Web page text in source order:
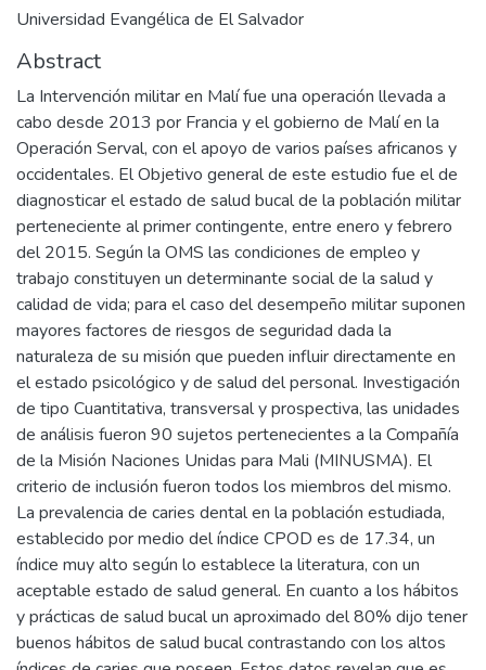
Universidad Evangélica de El Salvador
Abstract
La Intervención militar en Malí fue una operación llevada a
cabo desde 2013 por Francia y el gobierno de Malí en la
Operación Serval, con el apoyo de varios países africanos y
occidentales. El Objetivo general de este estudio fue el de
diagnosticar el estado de salud bucal de la población militar
perteneciente al primer contingente, entre enero y febrero
del 2015. Según la OMS las condiciones de empleo y
trabajo constituyen un determinante social de la salud y
calidad de vida; para el caso del desempeño militar suponen
mayores factores de riesgos de seguridad dada la
naturaleza de su misión que pueden influir directamente en
el estado psicológico y de salud del personal. Investigación
de tipo Cuantitativa, transversal y prospectiva, las unidades
de análisis fueron 90 sujetos pertenecientes a la Compañía
de la Misión Naciones Unidas para Mali (MINUSMA). El
criterio de inclusión fueron todos los miembros del mismo.
La prevalencia de caries dental en la población estudiada,
establecido por medio del índice CPOD es de 17.34, un
índice muy alto según lo establece la literatura, con un
aceptable estado de salud general. En cuanto a los hábitos
y prácticas de salud bucal un aproximado del 80% dijo tener
buenos hábitos de salud bucal contrastando con los altos